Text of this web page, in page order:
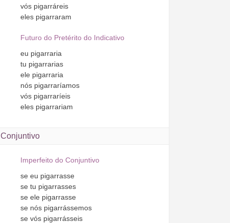
vóspigarráreis
elespigarraram
Futuro do Pretérito do Indicativo
eu pigarraria
tu pigarrarias
ele pigarraria
nóspigarraríamos
vóspigarraríeis
elespigarrariam
Conjuntivo
Imperfeito do Conjuntivo
se eu pigarrasse
se tu pigarrasses
se ele pigarrasse
se nóspigarrássemos
se vóspigarrásseis